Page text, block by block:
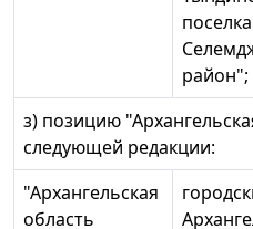
район";
з) позицию
следующей редакции:
"Архангельская
область